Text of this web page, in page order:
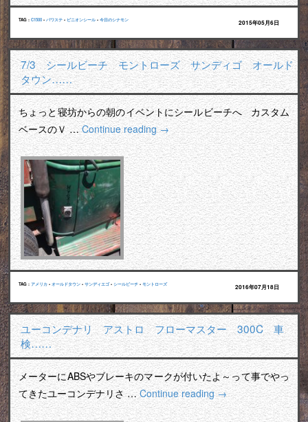
TAG : C1500 • パワステ • ピニオンシール • 今日のシナモン 2015年05月6日
7/3 シールビーチ モントローズ サンディゴ オールド
タウン……
ちょっと寝坊からの朝のイベントにシールビーチへ カスタム
ベースのＶ …Continue reading→
TAG : アメリカ • オールドタウン • サンディエゴ• シールビーチ • モントローズ 2016年07月18日
ユーコンデナリ アストロ フローマスター 300C 車
検……
メーターにABSやブレーキのマークが付いたよ～って事でやっ
てきたユーコンデナリさ …Continue reading→